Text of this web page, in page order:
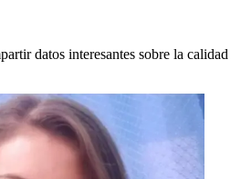
datos interesantes sobre la calidad